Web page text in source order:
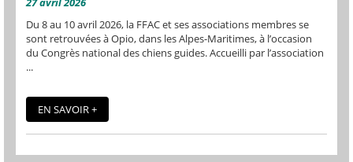
Du 8 au 10 avril 2026, la FFAC et ses associations membres se
sont retrouvées à Opio, dans les Alpes-Maritimes, à l’occasion
du Congrès national des chiens guides. Accueilli par l’association
...
EN SAVOIR +